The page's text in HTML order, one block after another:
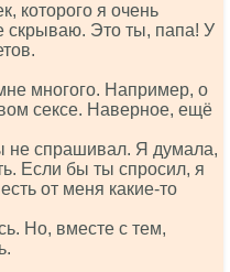
которого я очень
скрываю. Это ты, папа! У
многого. Например, о
сексе. Наверное, ещё
не спрашивал. Я думала,
Если бы ты спросил, я
от меня какие-то
Но, вместе с тем,